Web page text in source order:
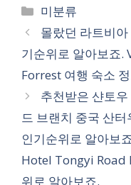
카
테
리
미분류
몰랐던 라트비
기순위로 알아보죠
Forrest 여행 숙소
추천받은 샨토
드 브랜치 중국 산
인기순위로 알아보
Hotel Tongyi Road
위로 알아보죠.